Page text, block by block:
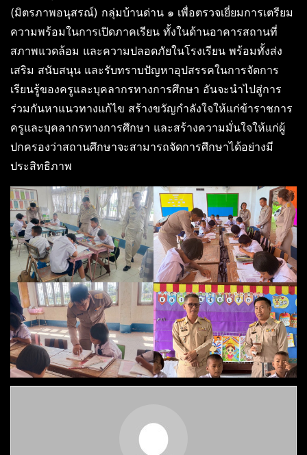
(มิตรภาพอนุสรณ์) กลุ่มบ้านด่าน ๑ เพื่อตรวจเยี่ยมการเตรียม
ความพร้อมในการเปิดภาคเรียน ทั้งในด้านอาคารสถานที่
สภาพแวดล้อม และความปลอดภัยในโรงเรียน พร้อมทั้งส่ง
เสริม สนับสนุน และรับทราบปัญหาอุปสรรคในการจัดการ
เรียนรู้ของครูและบุคลากรทางการศึกษา อันจะนำไปสู่การ
ร่วมกันหาแนวทางแก้ไข สร้างขวัญกำลังใจให้แก่ข้าราชการ
ครูและบุคลากรทางการศึกษา และสร้างความมั่นใจให้แก่ผู้
ปกครองว่าสถานศึกษาจะสามารถจัดการศึกษาได้อย่างมี
ประสิทธิภาพ